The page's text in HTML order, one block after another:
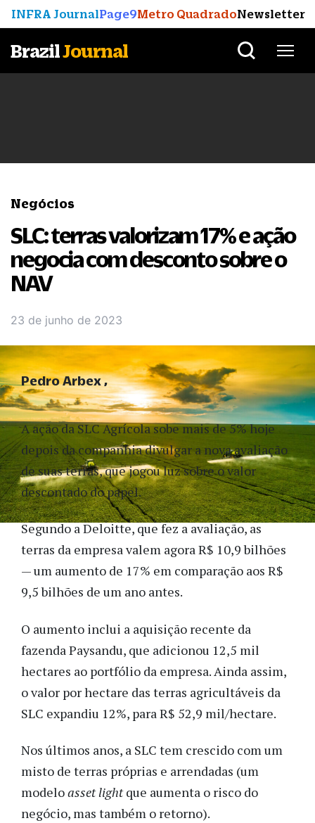
INFRA JournalPage9Metro QuadradoNewsletter
BrazilJournal
Negócios
SLC: terras valorizam 17% e ação
negocia com desconto sobre o
NAV
23 de junho de 2023
A ação da SLC Agrícola sobe mais de 5% hoje
depois da companhia divulgar a nova avaliação
de suas terras, que jogou luz sobre o valor
descontado do papel.
Segundo a Deloitte, que fez a avaliação, as
terras da empresa valem agora R$ 10,9 bilhões
— um aumento de 17% em comparação aos R$
9,5 bilhões de um ano antes.
O aumento inclui a aquisição recente da
fazenda Paysandu, que adicionou 12,5 mil
hectares ao portfólio da empresa. Ainda assim,
o valor porhectare das terras agricultáveis da
SLC expandiu 12%, para R$ 52,9 mil/hectare.
Nos últimos anos, a SLC tem crescido com um
misto de terras próprias e arrendadas (um
modeloasset lightque aumenta o risco do
negócio, mas também o retorno).
Pedro Arbex